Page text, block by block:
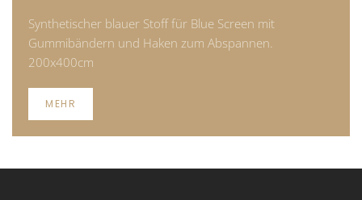
Synthetischer blauer Stoff für Blue Screen mit
Gummibändern und Haken zum Abspannen.
200x400cm
MEHR